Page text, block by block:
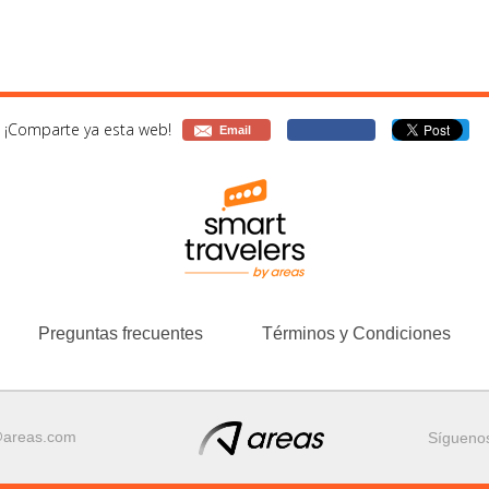
¡Comparte ya esta web! Email
Preguntas frecuentes Términos y Condiciones